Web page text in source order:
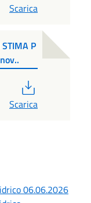
Scarica
STIMA P
Scarica
06.06.2026